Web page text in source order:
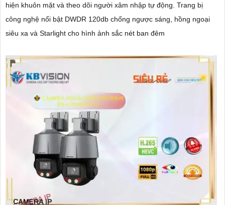
hiện khuôn mặt và theo dõi người xâm nhập tự động. Trang bị
công nghệ nổi bật DWDR 120db chống ngược sáng, hồng ngoại
siêu xa và Starlight cho hình ảnh sắc nét ban đêm